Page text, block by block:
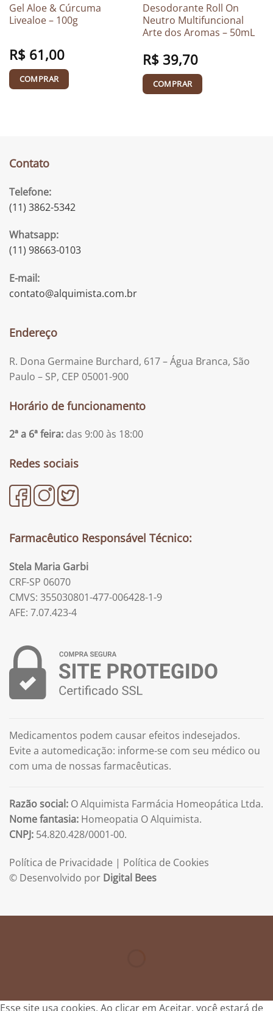
Gel Aloe & Cúrcuma
Livealoe – 100g
R$61,00
COMPRAR
Desodorante Roll On
Neutro Multifuncional
Arte dos Aromas – 50mL
R$39,70
COMPRAR
Contato
Telefone:
(11) 3862-5342
Whatsapp:
(11) 98663-0103
E-mail:
contato@alquimista.com.br
Endereço
R. Dona Germaine Burchard, 617 – Água Branca, São
Paulo – SP, CEP 05001-900
Horário de funcionamento
2ª a 6ª feira: das 9:00 às 18:00
Redes sociais
Farmacêutico Responsável Técnico:
Stela Maria Garbi
CRF-SP 06070
CMVS: 355030801-477-006428-1-9
AFE: 7.07.423-4
Medicamentos podem causar efeitos indesejados.
Evite a automedicação: informe-se com seu médico ou
com uma de nossas farmacêuticas.
Razão social: O Alquimista Farmácia Homeopática Ltda.
Nome fantasia: Homeopatia O Alquimista.
CNPJ: 54.820.428/0001-00.
Política de Privacidade | Política de Cookies
© Desenvolvido por Digital Bees
Esse site usa cookies. Ao clicar em Aceitar, você estará de